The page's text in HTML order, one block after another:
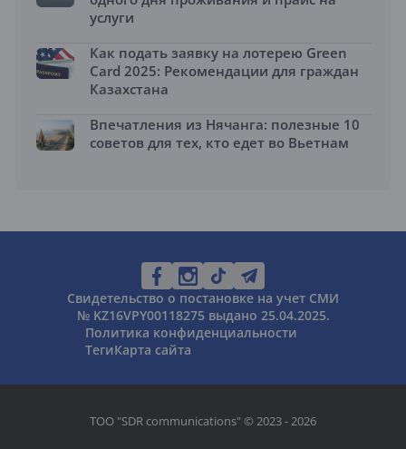
услуги
Как подать заявку на лотерею Green
Card 2025: Рекомендации для граждан
Казахстана
Впечатления из Нячанга: полезные 10
советов для тех, кто едет во Вьетнам
Свидетельство о постановке на учет СМИ
№ KZ16VPY00118275 выдано 25.04.2025.
Политика конфиденциальности
ТегиКарта сайта
ТОО "SDR communications" © 2023 - 2026